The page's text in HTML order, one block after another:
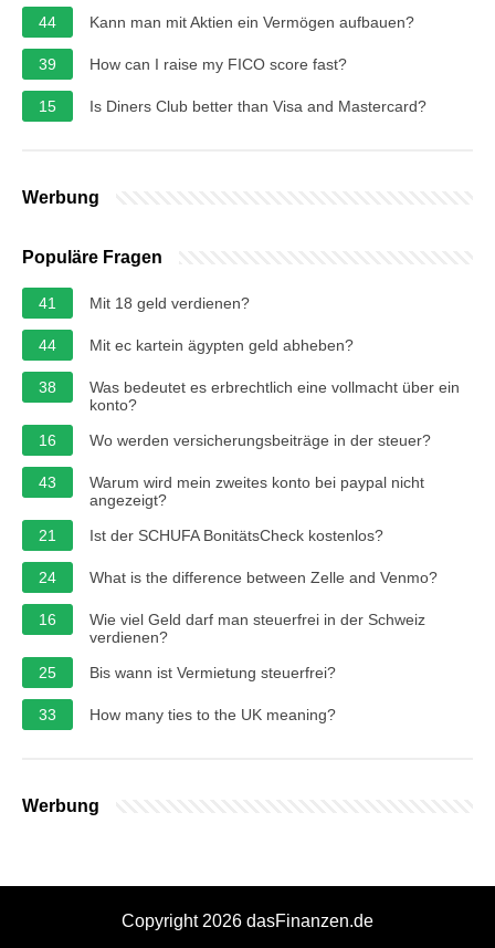
44 Kann man mit Aktien ein Vermögen aufbauen?
39 How can I raise my FICO score fast?
15 Is Diners Club better than Visa and Mastercard?
Werbung
Populäre Fragen
41 Mit 18 geld verdienen?
44 Mit ec kartein ägypten geld abheben?
38
Was bedeutet es erbrechtlich eine vollmacht über ein
konto?
16
Wo werden versicherungsbeiträge in der steuer?
43
Warum wird mein zweites konto bei paypal nicht
angezeigt?
21
Ist der SCHUFA BonitätsCheck kostenlos?
24 What is the difference between Zelle and Venmo?
16
Wie viel Geld darf man steuerfrei in der Schweiz
verdienen?
25
Bis wann ist Vermietung steuerfrei?
33 How many ties to the UK meaning?
Werbung
Copyright 2026 dasFinanzen.de